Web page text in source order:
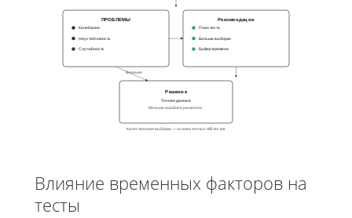
ПРОБЛЕМЫ
Колебания
Неустойчивость
Случайность
Рекомендации
План теста
Больше выборки
Буфер времени
Решение
Точнее данные
Меньше ошибок в решениях
Влияние
Качественная выборка — основа точных A/B тестов
Влияние временных факторов на
тесты